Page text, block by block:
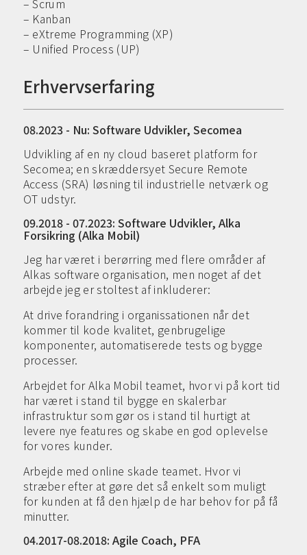
– Scrum
– Kanban
– eXtreme Programming (XP)
– Unified Process (UP)
Erhvervserfaring
08.2023 - Nu: Software Udvikler, Secomea
Udvikling af en ny cloud baseret platform for
Secomea; en skræddersyet Secure Remote
Access (SRA) løsning til industrielle netværk og
OT udstyr.
09.2018 - 07.2023: Software Udvikler, Alka
Forsikring (Alka Mobil)
Jeg har været i berørring med flere områder af
Alkas software organisation, men noget af det
arbejde jeg er stoltest af inkluderer:
At drive forandring i organissationen når det
kommer til kode kvalitet, genbrugelige
komponenter, automatiserede tests og bygge
processer.
Arbejdet for Alka Mobil teamet, hvor vi på kort tid
har været i stand til bygge en skalerbar
infrastruktur som gør os i stand til hurtigt at
levere nye features og skabe en god oplevelse
for vores kunder.
Arbejde med online skade teamet. Hvor vi
stræber efter at gøre det så enkelt som muligt
for kunden at få den hjælp de har behov for på få
minutter.
04.2017-08.2018: Agile Coach, PFA